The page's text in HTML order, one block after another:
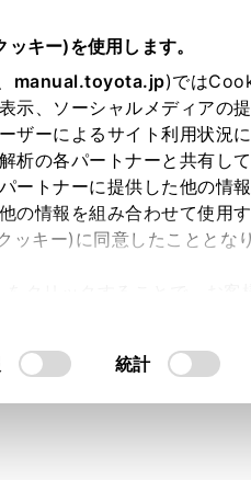
キー)を使用します。
manual.toyota.jp)では
示、ソーシャルメディアの
ザーによるサイト利用状況
析の各パートナーと共有し
ートナーに提供した他の情
の情報を組み合わせて使用
キー)に同意したこととなり
統計
頼
入力内